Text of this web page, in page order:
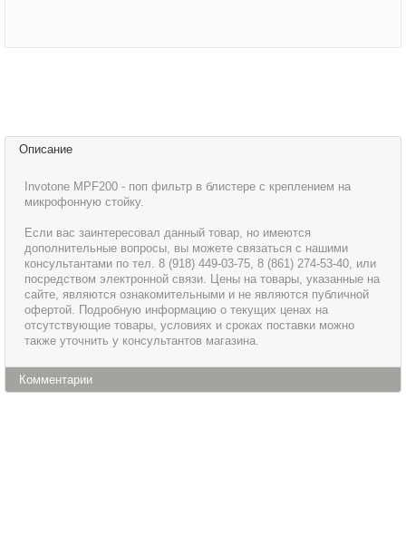
Описание
Invotone MPF200 - поп фильтр в блистере с креплением на
микрофонную стойку.
Если вас заинтересовал данный товар, но имеются
дополнительные вопросы, вы можете связаться с нашими
консультантами по тел. 8 (918) 449-03-75, 8 (861) 274-53-40, или
посредством электронной связи. Цены на товары, указанные на
сайте, являются ознакомительными и не являются публичной
офертой. Подробную информацию о текущих ценах на
отсутствующие товары, условиях и сроках поставки можно
также уточнить у консультантов магазина.
Комментарии